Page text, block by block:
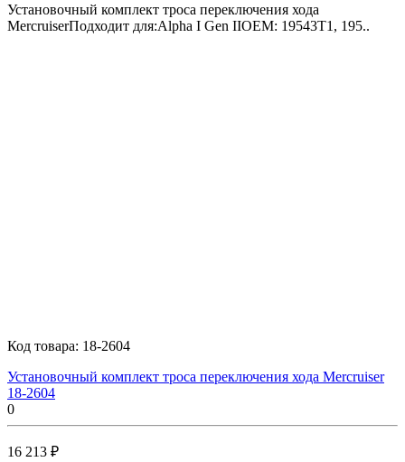
Установочный комплект троса переключения хода
MercruiserПодходит для:Alpha I Gen IIOEM: 19543T1, 195..
Код товара: 18-2604
Установочный комплект троса переключения хода Mercruiser
18-2604
0
16 213 ₽